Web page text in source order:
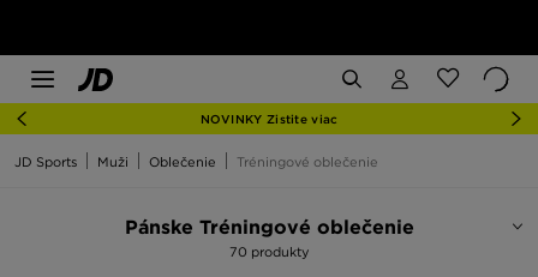
NOVINKY Zistite viac
JD Sports Muži Oblečenie Tréningové oblečenie
Pánske Tréningové oblečenie
70 produkty